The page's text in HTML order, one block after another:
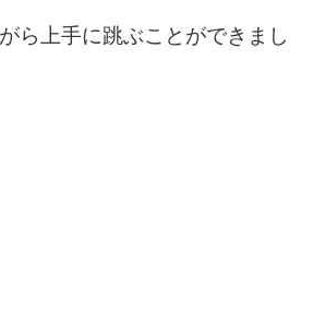
ら上手に跳ぶことができまし